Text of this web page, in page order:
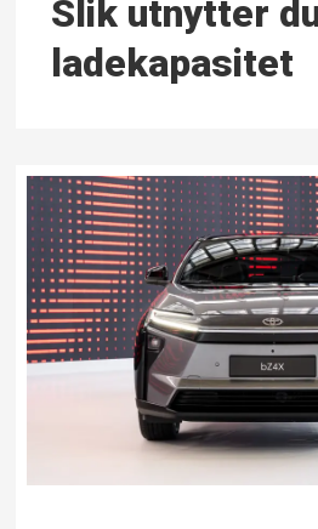
Slik utnytter
lade­kapasitet